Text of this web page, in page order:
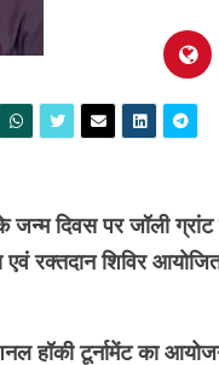
जन्म दिवस पर जॉली ग्रांट
एवं रक्तदान शिविर
हॉकी टूर्नामेंट का